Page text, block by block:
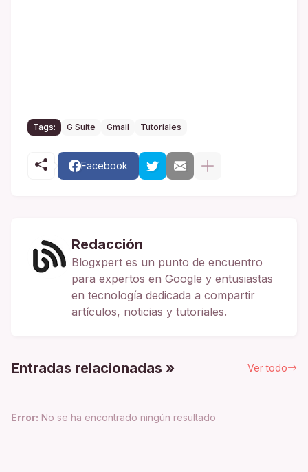
Tags: G Suite Gmail Tutoriales
Facebook
Redacción
Blogxpert es un punto de encuentro
para expertos en Google y entusiastas
en tecnología dedicada a compartir
artículos, noticias y tutoriales.
Entradas relacionadas » Ver todo
Error: No se ha encontrado ningún resultado